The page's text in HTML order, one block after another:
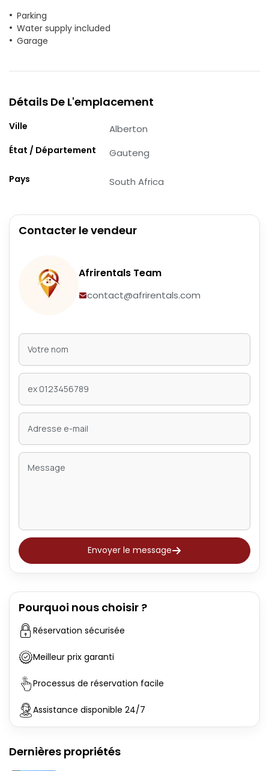
Parking
Water supply included
Garage
Détails De L'emplacement
Ville Alberton
État / Département Gauteng
Pays South Africa
Contacter le vendeur
Afrirentals Team
contact@afrirentals.com
Envoyer le message
Pourquoi nous choisir ?
Réservation sécurisée
Meilleur prix garanti
Processus de réservation facile
Assistance disponible 24/7
Dernières propriétés